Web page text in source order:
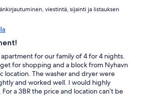
viestintä, sijainti ja listauksen
for our family of 4 for 4 nights.
for shopping and a block from Nyhavn
location. The washer and dryer were
and worked well. I would highly
a 3BR the price and location can’t be